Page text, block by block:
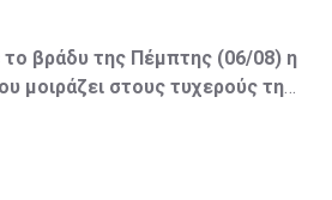
βράδυ της Πέμπτης (06/08) η
μοιράζει στους τυχερούς της